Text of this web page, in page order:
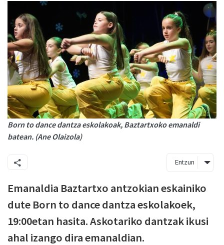
Born to dance dantza eskolakoak, Baztartxoko emanaldi
batean. (Ane Olaizola)
Entzun
Emanaldia Baztartxo antzokian eskainiko
dute Born to dance dantza eskolakoek,
19:00etan hasita. Askotariko dantzak ikusi
ahal izango dira emanaldian.